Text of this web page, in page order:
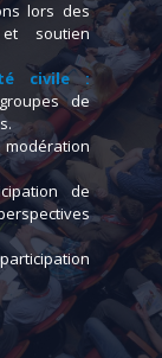
lors des
et soutien
civile :
de
modération
de